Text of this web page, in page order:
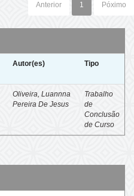
Anterior 1 Póximo
Autor(es) Tipo
Oliveira, Luannna
Pereira De Jesus
Trabalho
de
Conclusão
de Curso